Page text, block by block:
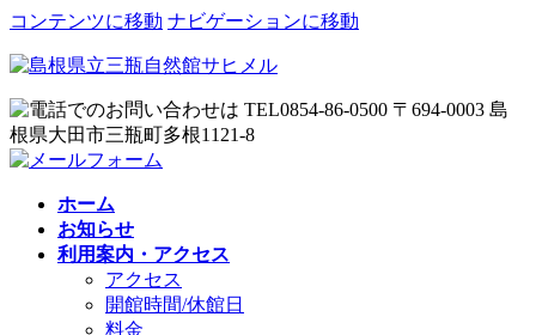
コンテンツに移動 ナビゲーションに移動
ホーム
お知らせ
利用案内・アクセス
アクセス
開館時間/休館日
料金